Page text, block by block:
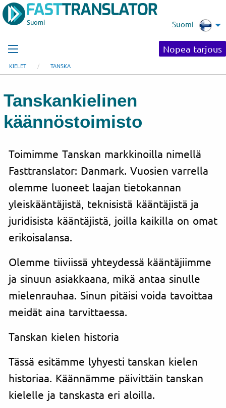
Suomi Suomi
Nopea tarjous
KIELET TANSKA
Tanskankielinen
käännöstoimisto
Toimimme Tanskan markkinoilla nimellä
Fasttranslator: Danmark. Vuosien varrella
olemme luoneet laajan tietokannan
yleiskääntäjistä, teknisistä kääntäjistä ja
juridisista kääntäjistä, joilla kaikilla on omat
erikoisalansa.
Olemme tiiviissä yhteydessä kääntäjiimme
ja sinuun asiakkaana, mikä antaa sinulle
mielenrauhaa. Sinun pitäisi voida tavoittaa
meidät aina tarvittaessa.
Tanskan kielen historia
Tässä esitämme lyhyesti tanskan kielen
historiaa. Käännämme päivittäin tanskan
kielelle ja tanskasta eri aloilla.